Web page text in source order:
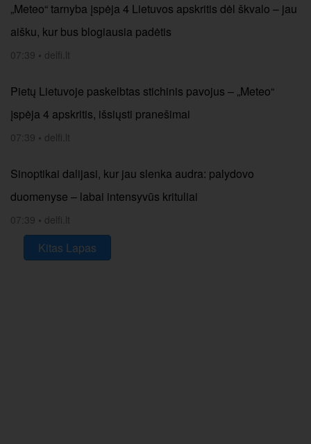
„Meteo“ tarnyba įspėja 4 Lietuvos apskritis dėl škvalo – jau
aišku, kur bus blogiausia padėtis
07:39 • delfi.lt
Pietų Lietuvoje paskelbtas stichinis pavojus – „Meteo“
įspėja 4 apskritis, išsiųsti pranešimai
07:39 • delfi.lt
Sinoptikai dalijasi, kur jau slenka audra: palydovo
duomenyse – labai intensyvūs krituliai
07:39 • delfi.lt
Kitas Lapas